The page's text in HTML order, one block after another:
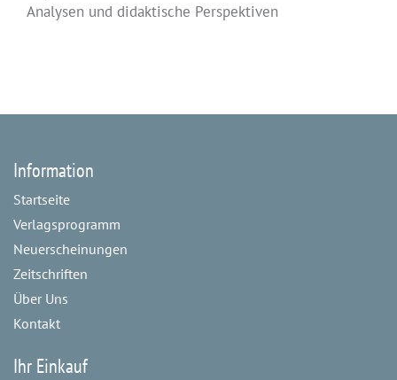
Analysen und didaktische Perspektiven
Information
Startseite
Verlagsprogramm
Neuerscheinungen
Zeitschriften
Über Uns
Kontakt
Ihr Einkauf